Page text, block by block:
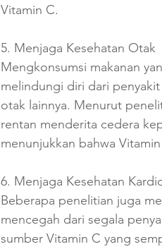
Vitamin C.
5. Menjaga Kesehatan Otak
Mengkonsumsi makanan
melindungi diri dari
otak lainnya. Menurut
rentan menderita cedera
menunjukkan bahwa
6. Menjaga Kesehatan
Beberapa penelitian juga
mencegah dari segala
sumber Vitamin C yang